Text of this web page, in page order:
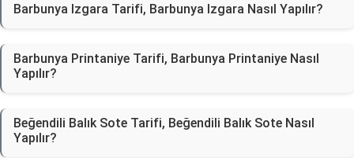
Barbunya Izgara Tarifi, Barbunya Izgara Nasıl Yapılır?
Barbunya Printaniye Tarifi, Barbunya Printaniye Nasıl
Yapılır?
Beğendili Balık Sote Tarifi, Beğendili Balık Sote Nasıl
Yapılır?